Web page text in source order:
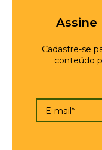
Cadastre-se
conteúdo
E-mail*